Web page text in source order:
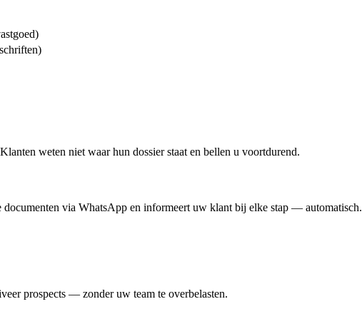
weten niet waar hun dossier staat en bellen u voortdurend.
via WhatsApp en informeert uw klant bij elke stap — automatisch.
prospects — zonder uw team te overbelasten.